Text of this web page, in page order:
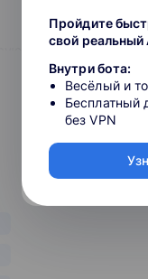
анатомию. Поймешь,
работа над
c эффективной
ретопологии, а
Пройдите
свой реальный
Внутри бота:
Весёлый и
Бесплатный
без VPN